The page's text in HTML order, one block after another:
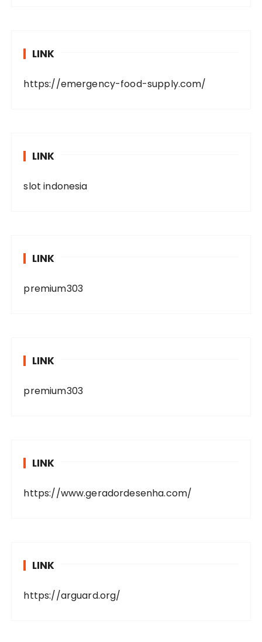
LINK
https://emergency-food-supply.com/
LINK
slot indonesia
LINK
premium303
LINK
premium303
LINK
https://www.geradordesenha.com/
LINK
https://arguard.org/